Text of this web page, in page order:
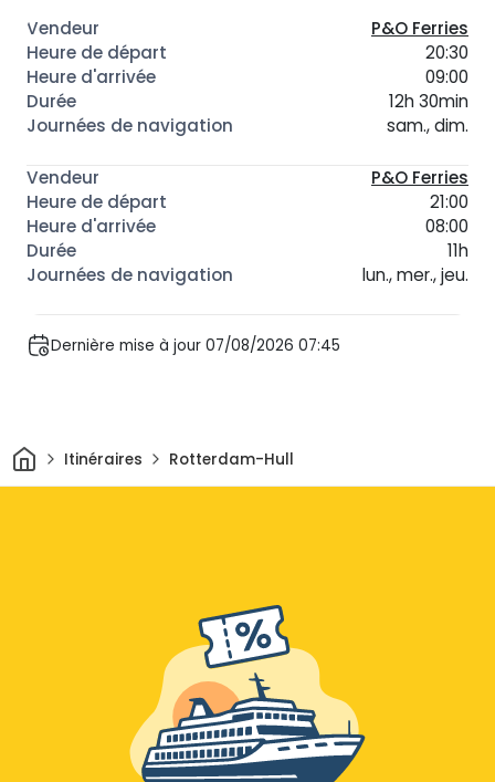
P&O Ferries
20:30
09:00
12h 30min
sam., dim.
P&O Ferries
21:00
08:00
11h
lun., mer., jeu.
Dernière mise à jour 07/08/2026 07:45
Maison
Itinéraires Rotterdam-Hull